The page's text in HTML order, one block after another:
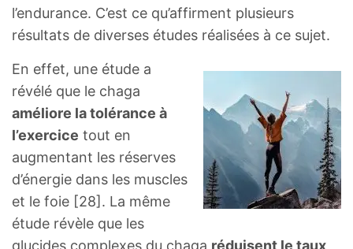
l’endurance. C’est ce qu’affirment plusieurs
résultats de diverses études réalisées à ce sujet.
En effet, une étude a
révélé que le chaga
améliore la tolérance à
l’exercice tout en
augmentant les réserves
d’énergie dans les muscles
et le foie [28]. La même
étude révèle que les
glucides complexes du chaga réduisent le taux